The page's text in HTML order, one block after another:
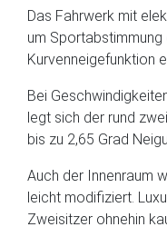
Das Fahrwerk mit
um
Kurvenneigefunktion
Bei
legt sich der rund
bis zu 2,65 Grad
Auch der Innenraum
leicht modifiziert.
Zweisitzer ohnehin